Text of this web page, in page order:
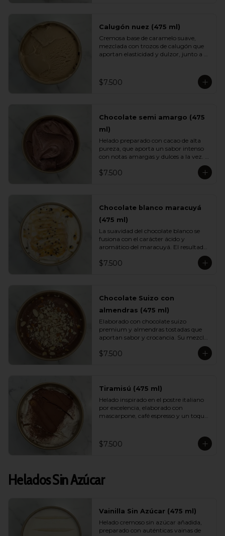
Calugón nuez (475 ml)
Cremosa base de caramelo suave,
mezclada con trozos de calugón que
aportan elasticidad y dulzor, junto a
golosa e intensa para fanáticos del
caramelo clásico.
$7.500
Chocolate semi amargo (475
ml)
Helado preparado con cacao de alta
pureza, que aporta un sabor intenso
con notas amargas y dulces a la vez.
profundo lo convierten en un
$7.500
Chocolate blanco maracuyá
(475 ml)
La suavidad del chocolate blanco se
fusiona con el carácter ácido y
aromático del maracuyá. El resultado
sorprendentemente fresco. Una
mezcla tropical elegante perfecta para
$7.500
Chocolate Suizo con
almendras (475 ml)
Elaborado con chocolate suizo
premium y almendras tostadas que
aportan sabor y crocancia. Su mezcla
equilibrio perfecto entre intensidad,
dulzor y textura. Un sabor sofisticado
$7.500
Tiramisú (475 ml)
Helado inspirado en el postre italiano
por excelencia, elaborado con
mascarpone, café espresso y un toque
esencia del tiramisú tradicional en
versión helada.
$7.500
Helados Sin Azúcar
Vainilla Sin Azúcar (475 ml)
Helado cremoso sin azúcar añadida,
preparado con auténticas vainas de